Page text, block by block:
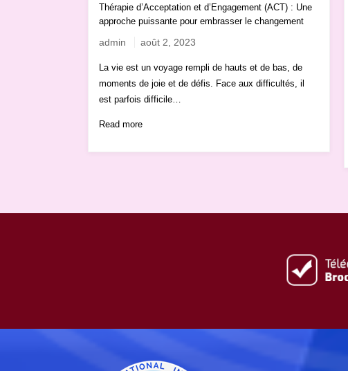
Thérapie d’Acceptation et d’Engagement (ACT) : Une
approche puissante pour embrasser le changement
admin août 2, 2023
La vie est un voyage rempli de hauts et de bas, de
moments de joie et de défis. Face aux difficultés, il
est parfois difficile…
Read more